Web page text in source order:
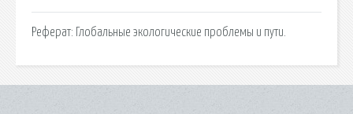
Реферат: Глобальные экологические проблемы и пути.